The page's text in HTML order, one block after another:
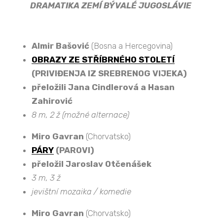
DRAMATIKA ZEMÍ BÝVALÉ JUGOSLÁVIE
Almir Bašović (Bosna a Hercegovina)
OBRAZY ZE STŘÍBRNÉHO STOLETÍ
(PRIVIĐENJA IZ SREBRENOG VIJEKA)
přeložili Jana Cindlerová a Hasan
Zahirović
8 m, 2 ž (možné alternace)
Miro Gavran (Chorvatsko)
PÁRY (PAROVI)
přeložil Jaroslav Otčenášek
3 m, 3 ž
jevištní mozaika / komedie
Miro Gavran (Chorvatsko)